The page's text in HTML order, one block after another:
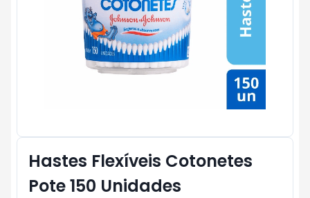
Hastes Flexíveis Cotonetes
Pote 150 Unidades